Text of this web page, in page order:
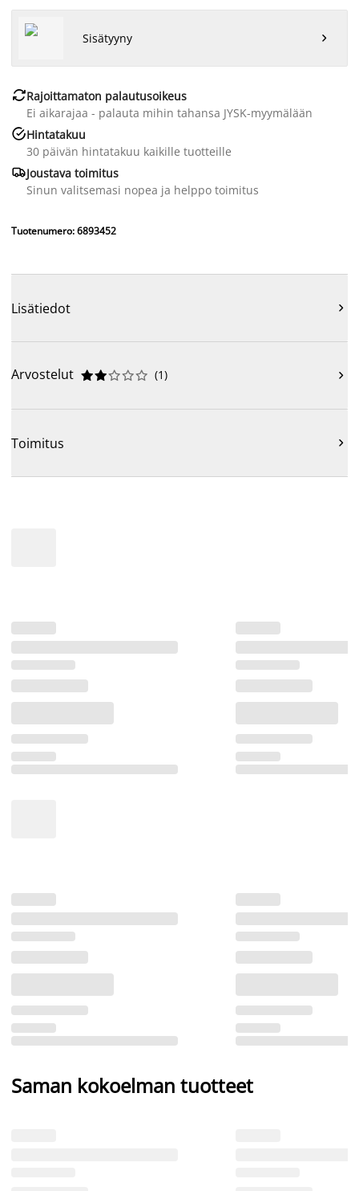
Sisätyyny 
Rajoittamaton palautusoikeus
Ei aikarajaa - palauta mihin tahansa JYSK-myymälään
Hintatakuu
30 päivän hintatakuu kaikille tuotteille
Joustava toimitus
Sinun valitsemasi nopea ja helppo toimitus
Tuotenumero: 6893452
Lisätiedot 
Arvostelut 




 (1) 
Toimitus 
Saman kokoelman tuotteet